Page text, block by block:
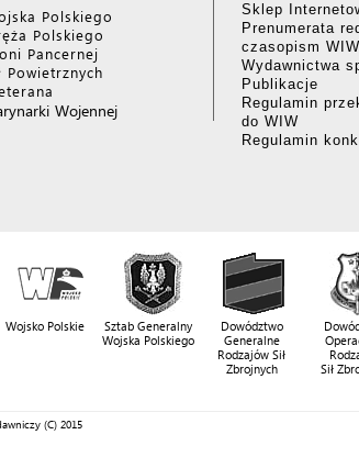
Polskiego
Polskiego
Pancernej
Powietrznych
Wojennej
Sklep
Prenumerata
czasopism WIW
Wydawnictwa
Publikacje
Regulamin
do WIW
Regulamin
Wojsko Polskie
Sztab Generalny
Wojska Polskiego
Dowództwo
Generalne
Rodzajów Sił
Zbrojnych
Sił
(C) 2015